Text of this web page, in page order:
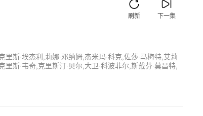
下一集
刷新
斯·埃杰利,莉娜·邓纳姆,杰米玛·科克,佐莎·马梅特,艾莉
斯·韦奇,克里斯汀·贝尔,大卫·科波菲尔,斯戴芬·莫昌特,